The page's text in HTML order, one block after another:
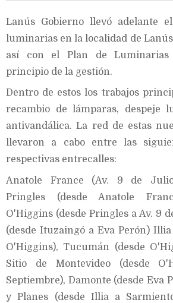
Lanús Gobierno llevó adelante
luminarias en la localidad de
así con el Plan de Luminarias
principio de la gestión.
Dentro de estos los trabajos
recambio de lámparas, despeje
antivandálica. La red de estas
llevaron a cabo entre las
respectivas entrecalles:
Anatole France (Av. 9 de
Pringles (desde Anatole
O'Higgins (desde Pringles a Av. 9
(desde Ituzaingó a Eva Perón)
O'Higgins), Tucumán (desde
Sitio de Montevideo (desde
Septiembre), Damonte (desde Eva
y Planes (desde Illia a